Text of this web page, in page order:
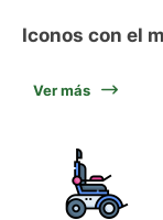
Iconos con el
Ver más